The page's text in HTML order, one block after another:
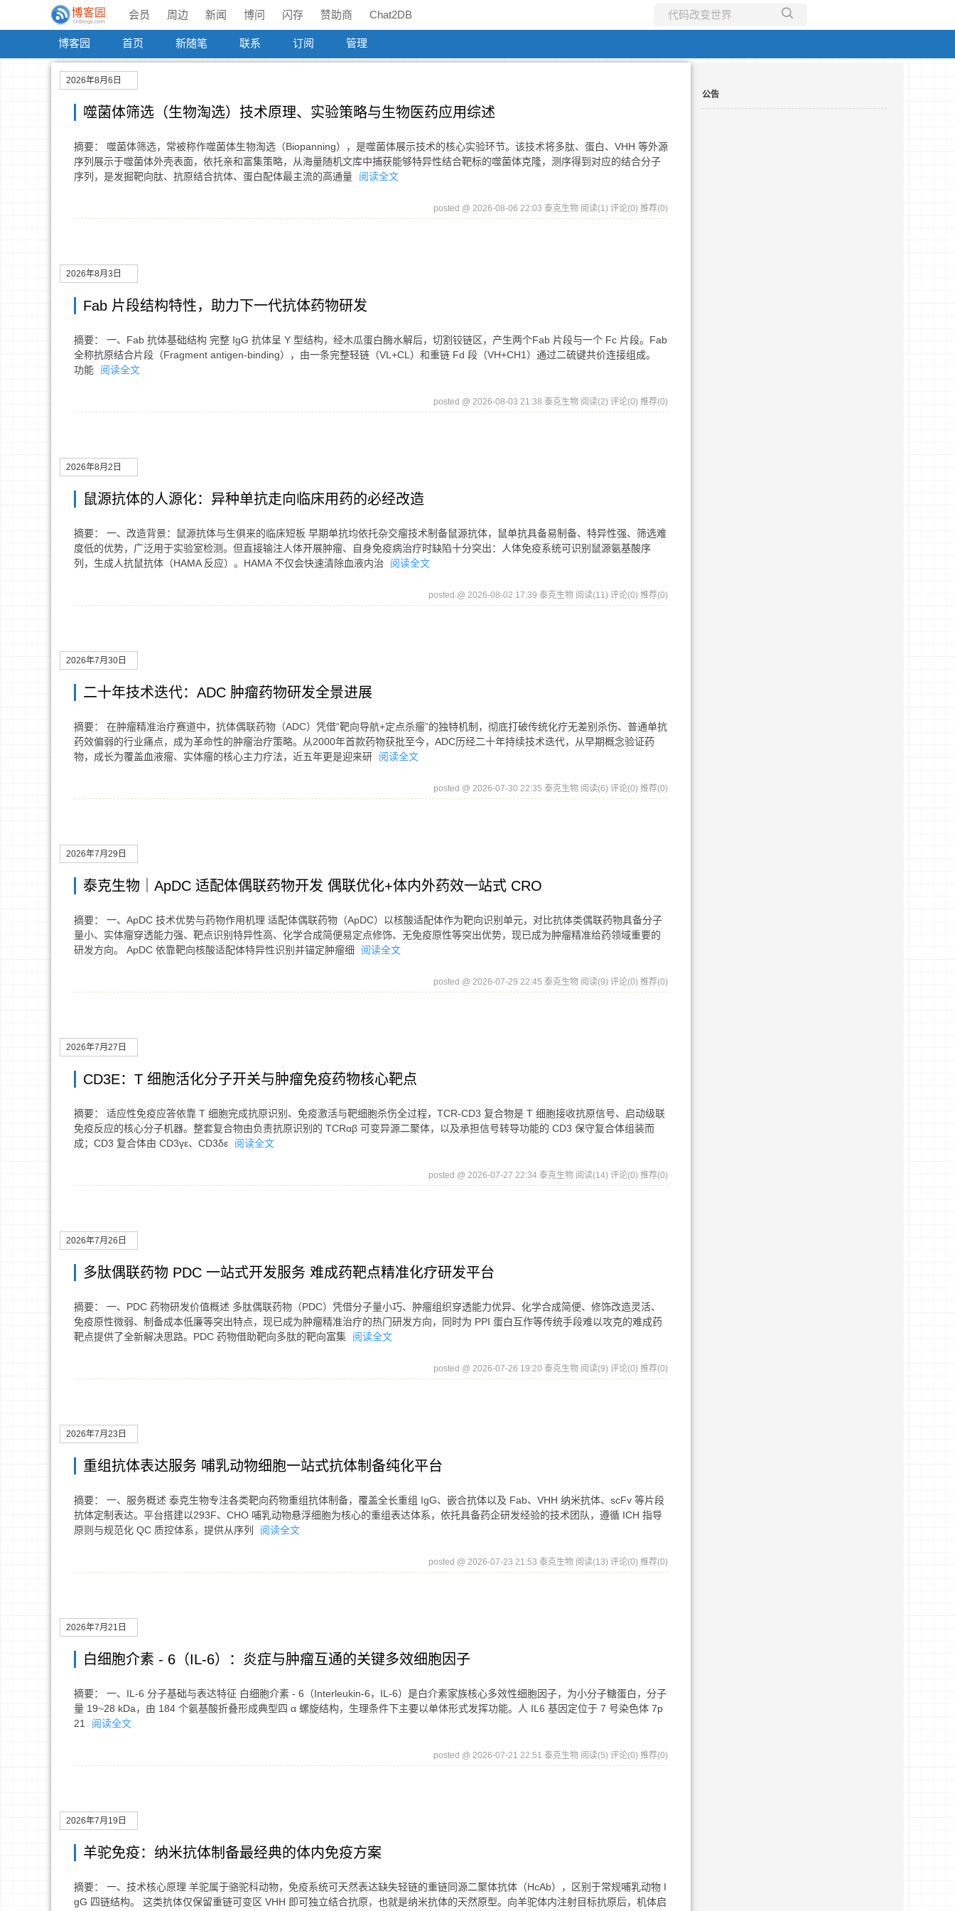
会员 周边 新闻 博问 闪存 赞助商 Chat2DB
博客园 首页 新随笔 联系 订阅 管理
2026年8月6日
噬菌体筛选（生物淘选）技术原理、实验策略与生物医药应用综述
摘要： 噬菌体筛选，常被称作噬菌体生物淘选（Biopanning），是噬菌体展示技术的核心实验环节。该技术将多肽、蛋白、VHH 等外源
序列展示于噬菌体外壳表面，依托亲和富集策略，从海量随机文库中捕获能够特异性结合靶标的噬菌体克隆，测序得到对应的结合分子
序列，是发掘靶向肽、抗原结合抗体、蛋白配体最主流的高通量
阅读全文
posted @ 2026-08-06 22:03 泰克生物 阅读(1) 评论(0) 推荐(0)
2026年8月3日
Fab 片段结构特性，助力下一代抗体药物研发
摘要： 一、Fab 抗体基础结构 完整 IgG 抗体呈 Y 型结构，经木瓜蛋白酶水解后，切割铰链区，产生两个Fab 片段与一个 Fc 片段。Fab
全称抗原结合片段（Fragment antigen-binding），由一条完整轻链（VL+CL）和重链 Fd 段（VH+CH1）通过二硫键共价连接组成。
功能
阅读全文
posted @ 2026-08-03 21:38 泰克生物 阅读(2) 评论(0) 推荐(0)
2026年8月2日
鼠源抗体的人源化：异种单抗走向临床用药的必经改造
摘要： 一、改造背景：鼠源抗体与生俱来的临床短板 早期单抗均依托杂交瘤技术制备鼠源抗体，鼠单抗具备易制备、特异性强、筛选难
度低的优势，广泛用于实验室检测。但直接输注人体开展肿瘤、自身免疫病治疗时缺陷十分突出：人体免疫系统可识别鼠源氨基酸序
列，生成人抗鼠抗体（HAMA 反应）。HAMA 不仅会快速清除血液内治
阅读全文
posted @ 2026-08-02 17:39 泰克生物 阅读(11) 评论(0) 推荐(0)
2026年7月30日
二十年技术迭代：ADC 肿瘤药物研发全景进展
摘要： 在肿瘤精准治疗赛道中，抗体偶联药物（ADC）凭借“靶向导航+定点杀瘤”的独特机制，彻底打破传统化疗无差别杀伤、普通单抗
药效偏弱的行业痛点，成为革命性的肿瘤治疗策略。从2000年首款药物获批至今，ADC历经二十年持续技术迭代，从早期概念验证药
物，成长为覆盖血液瘤、实体瘤的核心主力疗法，近五年更是迎来研
阅读全文
posted @ 2026-07-30 22:35 泰克生物 阅读(6) 评论(0) 推荐(0)
2026年7月29日
泰克生物｜ApDC 适配体偶联药物开发 偶联优化+体内外药效一站式 CRO
摘要： 一、ApDC 技术优势与药物作用机理 适配体偶联药物（ApDC）以核酸适配体作为靶向识别单元，对比抗体类偶联药物具备分子
量小、实体瘤穿透能力强、靶点识别特异性高、化学合成简便易定点修饰、无免疫原性等突出优势，现已成为肿瘤精准给药领域重要的
研发方向。 ApDC 依靠靶向核酸适配体特异性识别并锚定肿瘤细
阅读全文
posted @ 2026-07-29 22:45 泰克生物 阅读(9) 评论(0) 推荐(0)
2026年7月27日
CD3E：T 细胞活化分子开关与肿瘤免疫药物核心靶点
摘要： 适应性免疫应答依靠 T 细胞完成抗原识别、免疫激活与靶细胞杀伤全过程，TCR-CD3 复合物是 T 细胞接收抗原信号、启动级联
免疫反应的核心分子机器。整套复合物由负责抗原识别的 TCRαβ 可变异源二聚体，以及承担信号转导功能的 CD3 保守复合体组装而
成；CD3 复合体由 CD3γε、CD3δε
阅读全文
posted @ 2026-07-27 22:34 泰克生物 阅读(14) 评论(0) 推荐(0)
2026年7月26日
多肽偶联药物 PDC 一站式开发服务 难成药靶点精准化疗研发平台
摘要： 一、PDC 药物研发价值概述 多肽偶联药物（PDC）凭借分子量小巧、肿瘤组织穿透能力优异、化学合成简便、修饰改造灵活、
免疫原性微弱、制备成本低廉等突出特点，现已成为肿瘤精准治疗的热门研发方向，同时为 PPI 蛋白互作等传统手段难以攻克的难成药
靶点提供了全新解决思路。PDC 药物借助靶向多肽的靶向富集
阅读全文
posted @ 2026-07-26 19:20 泰克生物 阅读(9) 评论(0) 推荐(0)
2026年7月23日
重组抗体表达服务 哺乳动物细胞一站式抗体制备纯化平台
摘要： 一、服务概述 泰克生物专注各类靶向药物重组抗体制备，覆盖全长重组 IgG、嵌合抗体以及 Fab、VHH 纳米抗体、scFv 等片段
抗体定制表达。平台搭建以293F、CHO 哺乳动物悬浮细胞为核心的重组表达体系，依托具备药企研发经验的技术团队，遵循 ICH 指导
原则与规范化 QC 质控体系，提供从序列
阅读全文
posted @ 2026-07-23 21:53 泰克生物 阅读(13) 评论(0) 推荐(0)
2026年7月21日
白细胞介素 - 6（IL-6）：炎症与肿瘤互通的关键多效细胞因子
摘要： 一、IL-6 分子基础与表达特征 白细胞介素 - 6（Interleukin-6，IL-6）是白介素家族核心多效性细胞因子，为小分子糖蛋白，分子
量 19~28 kDa，由 184 个氨基酸折叠形成典型四 α 螺旋结构，生理条件下主要以单体形式发挥功能。人 IL6 基因定位于 7 号染色体 7p
21
阅读全文
posted @ 2026-07-21 22:51 泰克生物 阅读(5) 评论(0) 推荐(0)
2026年7月19日
羊驼免疫：纳米抗体制备最经典的体内免疫方案
摘要： 一、技术核心原理 羊驼属于骆驼科动物，免疫系统可天然表达缺失轻链的重链同源二聚体抗体（HcAb），区别于常规哺乳动物 I
gG 四链结构。 这类抗体仅保留重链可变区 VHH 即可独立结合抗原，也就是纳米抗体的天然原型。向羊驼体内注射目标抗原后，机体启
公告